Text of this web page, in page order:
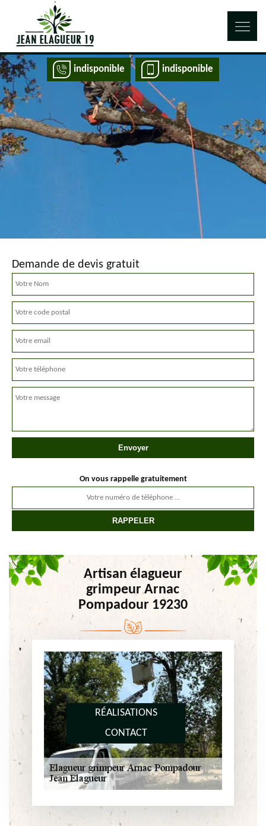
indisponible indisponible
RÉALISATIONS
CONTACT
Demande de devis gratuit
On vous rappelle gratuitement
Artisan élagueur
grimpeur Arnac
Pompadour 19230